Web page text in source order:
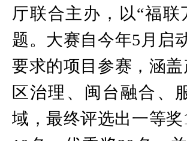
厅联合主办，以“福
题。大赛自今年5月启
要求的项目参赛，涵
区治理、闽台融合、
域，最终评选出一等